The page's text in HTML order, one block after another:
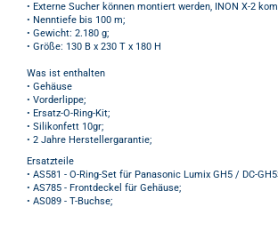
• Externe Sucher können montiert werden, INON X-2
• Nenntiefe bis 100 m;
• Gewicht: 2.180 g;
• Größe: 130 B x 230 T x 180 H
Was ist enthalten
• Gehäuse
• Vorderlippe;
• Ersatz-O-Ring-Kit;
• Silikonfett 10gr;
• 2 Jahre Herstellergarantie;
Ersatzteile
• AS581 - O-Ring-Set für Panasonic Lumix GH5 / DC-
• AS785 - Frontdeckel für Gehäuse;
• AS089 - T-Buchse;